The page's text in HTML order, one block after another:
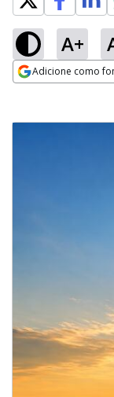
A+
Adicione como